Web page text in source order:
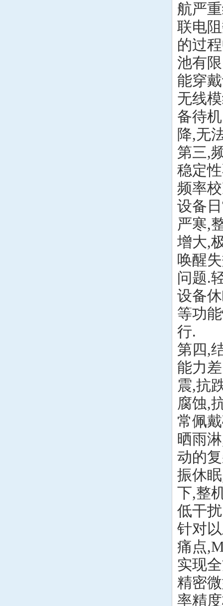
航严
联电
的过
池有
能穿
无线
备待
降,无
第三,
稳定
频率
设备
严寒,
增大,
唤醒
问题.
设备
等功
行.
第四,
能力
震,抗
腐蚀,
常佩
晒雨
动的
振休
下,整
低干
针对
痛点
实现
精密
率精